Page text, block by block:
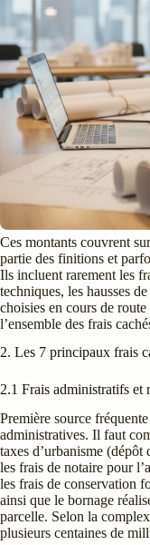
Ces montants couvrent
partie des finitions et
Ils incluent rarement les
techniques, les hausses
choisies en cours de
l’ensemble des frais
2. Les 7 principaux frais
2.1 Frais administratifs et
Première source
administratives. Il faut
taxes d’urbanisme
les frais de notaire pour
les frais de conservation
ainsi que le bornage
parcelle. Selon la
plusieurs centaines de